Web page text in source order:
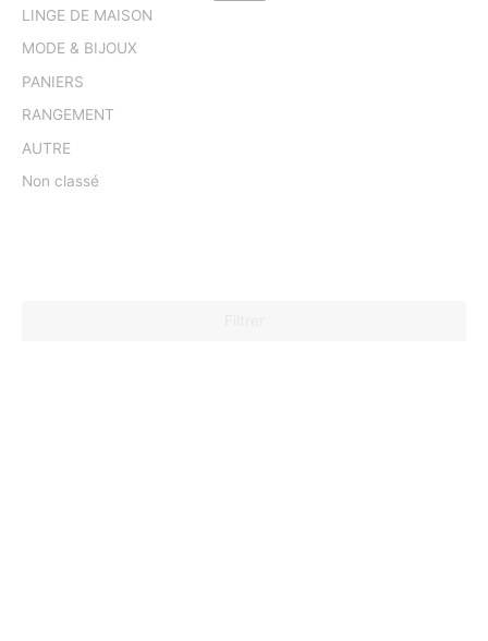
LINGE DE MAISON
MODE & BIJOUX
PANIERS
RANGEMENT
AUTRE
Non classé